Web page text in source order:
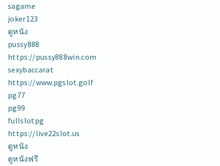
ออนไลน์
เว็บ
ตรง
ดู
หนัง
ใหม่
TOP
35
BY
หนัง
ออนไลน์
MADOOHD.COM
sagame
joker123
ดูหนัง
pussy888
https://pussy888win.com
sexybaccarat
https://www.pgslot.golf
pg77
pg99
fullslotpg
https://live22slot.us
ดูหนัง
ดูหนังฟรี